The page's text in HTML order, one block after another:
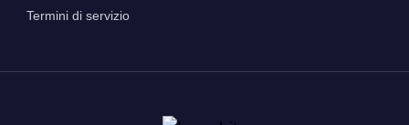
Termini di servizio